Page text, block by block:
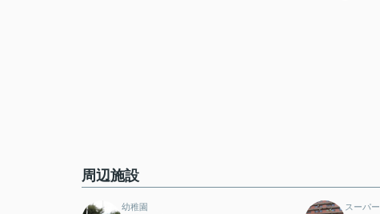
周辺施設
幼稚園 スーパー